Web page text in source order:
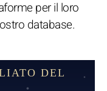
per il loro
database.
DEL